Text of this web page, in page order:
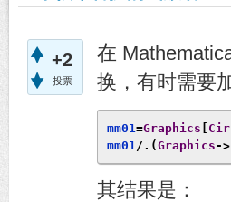
+2
投票
在
换，有时需要
mm01=Graphics
mm01/.(Graphics ->
其结果是：